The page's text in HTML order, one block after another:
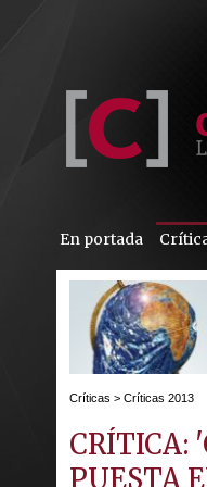
En portada
Críticas > Críticas 2013
CRÍTICA:
PUESTA